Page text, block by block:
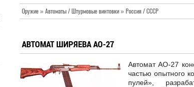
Оружие » Автоматы / Штурмовые винтовки » Россия / СССР
АВТОМАТ ШИРЯЕВА АО-27
Автомат АО-27
частью опытного
пулей»,